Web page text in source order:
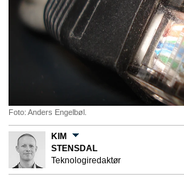
Foto: Anders Engelbøl.
KIM
STENSDAL
Teknologiredaktør